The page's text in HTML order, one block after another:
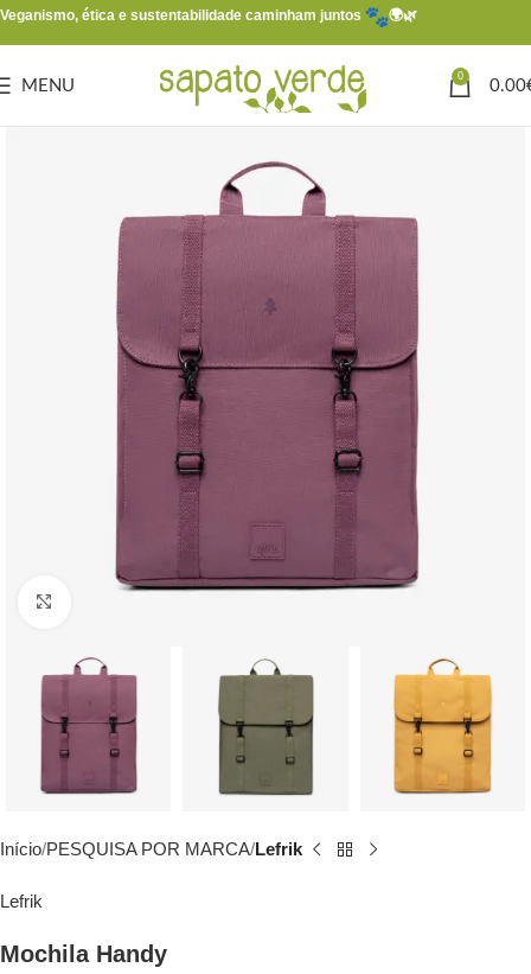
Veganismo, ética e sustentabilidade caminham juntos 🌍🌿
MENU
0
0.00
Início PESQUISA POR MARCA Lefrik
Lefrik
Mochila Handy